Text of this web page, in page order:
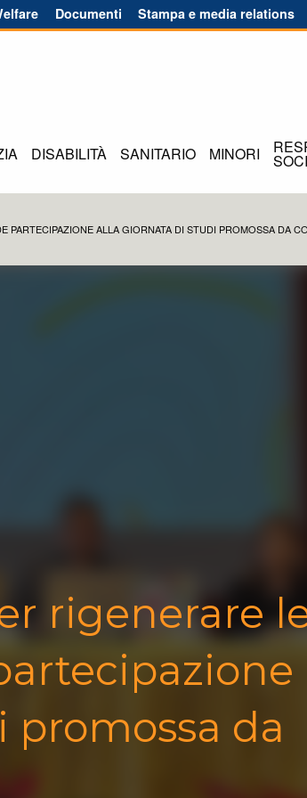
Documenti Stampa e media relations
DISABILITÀ SANITARIO MINORI
PARTECIPAZIONE ALLA GIORNATA DI STUDI PROMOSSA DA
rigenerare
da